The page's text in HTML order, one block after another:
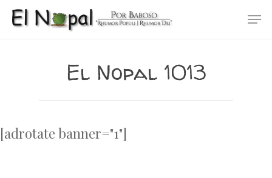
Skip
El Nopal 1013
[adrotate banner="1"]